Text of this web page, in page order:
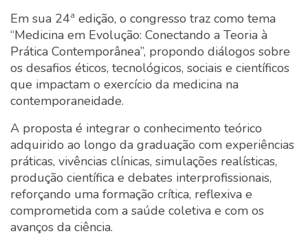
Em sua 24ª edição, o congresso traz como tema
“Medicina em Evolução: Conectando a Teoria à
Prática Contemporânea”, propondo diálogos sobre
os desafios éticos, tecnológicos, sociais e científicos
que impactam o exercício da medicina na
contemporaneidade.
A proposta é integrar o conhecimento teórico
adquirido ao longo da graduação com experiências
práticas, vivências clínicas, simulações realísticas,
produção científica e debates interprofissionais,
reforçando uma formação crítica, reflexiva e
comprometida com a saúde coletiva e com os
avanços da ciência.